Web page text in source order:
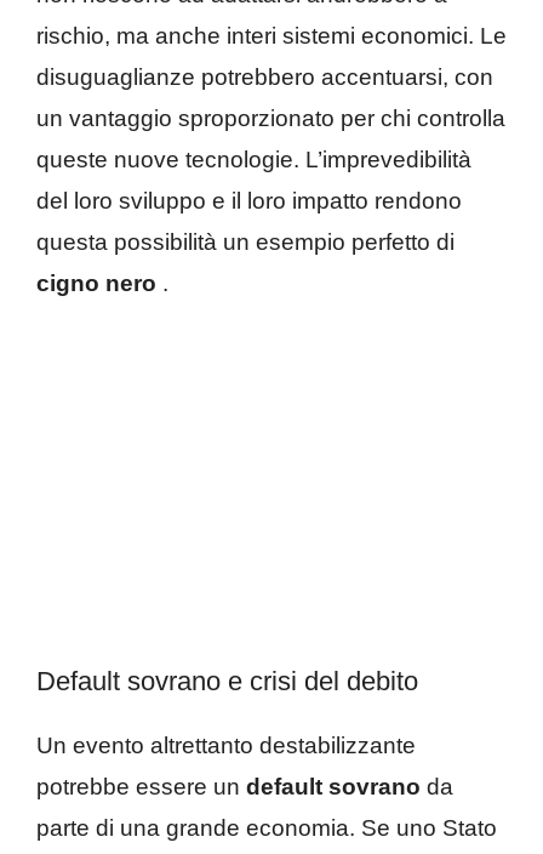
rischio, ma anche interi sistemi economici. Le
disuguaglianze potrebbero accentuarsi, con
un vantaggio sproporzionato per chi controlla
queste nuove tecnologie. L’imprevedibilità
del loro sviluppo e il loro impatto rendono
questa possibilità un esempio perfetto di
cigno nero .
Default sovrano e crisi del debito
Un evento altrettanto destabilizzante
potrebbe essere un default sovrano da
parte di una grande economia. Se uno Stato